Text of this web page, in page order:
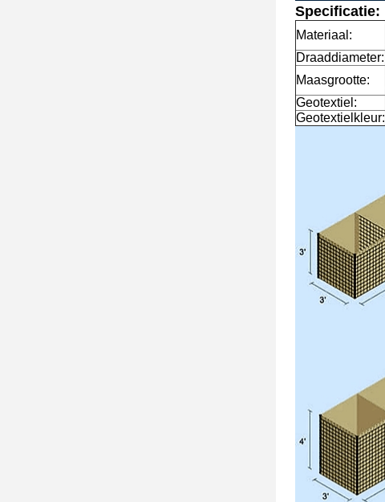
Specificatie:
Materiaal:
Draaddiameter:
Maasgrootte:
Geotextiel:
Geotextielkleur: